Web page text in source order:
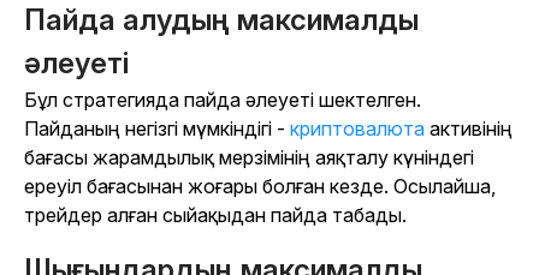
Пайда алудың максималды
әлеуеті
Бұл стратегияда пайда әлеуеті шектелген.
Пайданың негізгі мүмкіндігі - криптовалюта активінің
бағасы жарамдылық мерзімінің аяқталу күніндегі
ереуіл бағасынан жоғары болған кезде. Осылайша,
трейдер алған сыйақыдан пайда табады.